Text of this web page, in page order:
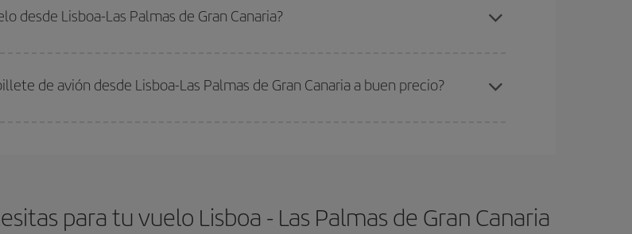
es
fundamental para conseguir vuelos baratos a Lisboa-Las Palmas de Gran Canaria-dest
desde Lisboa-Las Palmas de Gran Canaria?
de avión desde Lisboa-Las Palmas de Gran Canaria a buen precio?
para tu vuelo Lisboa - Las Palmas de Gran Canaria